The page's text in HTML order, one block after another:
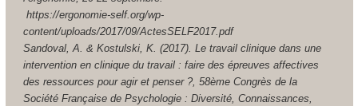
https://ergonomie-self.org/wp-
content/uploads/2017/09/ActesSELF2017.pdf
Sandoval, A. & Kostulski, K. (2017). Le travail clinique dans une
intervention en clinique du travail : faire des épreuves affectives
des ressources pour agir et penser ?, 58ème Congrès de la
Société Française de Psychologie : Diversité, Connaissances,